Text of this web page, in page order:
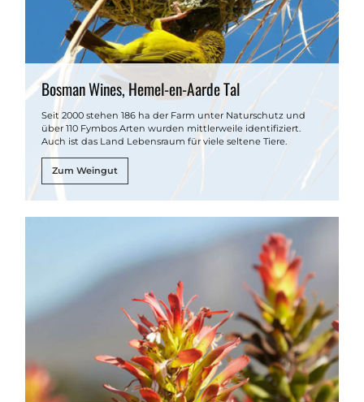
Bosman Wines, Hemel-en-Aarde Tal
Seit 2000 stehen 186 ha der Farm unter Naturschutz und
über 110 Fymbos Arten wurden mittlerweile identifiziert.
Auch ist das Land Lebensraum für viele seltene Tiere.
Zum Weingut